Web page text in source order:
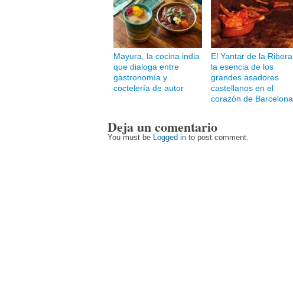
Mayura, la cocina india
que dialoga entre
gastronomía y
coctelería de autor
El Yantar de la Ribera,
la esencia de los
grandes asadores
castellanos en el
corazón de Barcelona
Deja un comentario
You must be Logged in to post comment.